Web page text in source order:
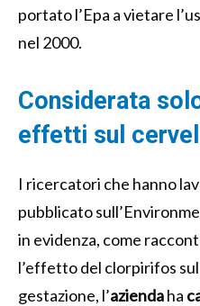
portato l’Epa a vietare
nel 2000.
Considerata
effetti sul
I ricercatori che hanno
pubblicato sull’En
in evidenza, come
l’effetto del clorpirifos
gestazione, l’aziendaha